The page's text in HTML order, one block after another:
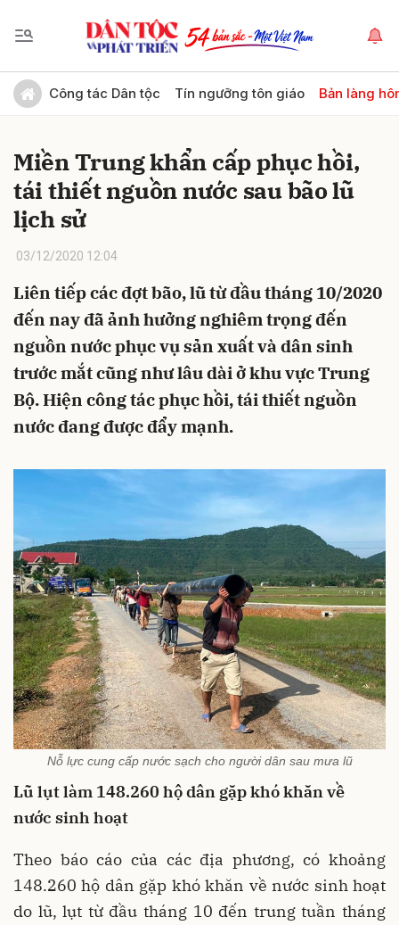
Công tác Dân tộc Tín ngưỡng tôn giáo Bản làng
Miền Trung khẩn cấp phục hồi,
tái thiết nguồn nước sau bão lũ
lịch sử
03/12/2020 12:04
Liên tiếp các đợt bão, lũ từ đầu tháng 10/2020
đến nay đã ảnh hưởng nghiêm trọng đến
nguồn nước phục vụ sản xuất và dân sinh
trước mắt cũng như lâu dài ở khu vực Trung
Bộ. Hiện công tác phục hồi, tái thiết nguồn
nước đang được đẩy mạnh.
Nỗ lực cung cấp nước sạch cho người dân sau mưa lũ
Lũ lụt làm 148.260 hộ dân gặp khó khăn về
nước sinh hoạt
Theo báo cáo của các địa phương, có khoảng
148.260 hộ dân gặp khó khăn về nước sinh hoạt
do lũ, lụt từ đầu tháng 10 đến trung tuần tháng
Gửi bình luận